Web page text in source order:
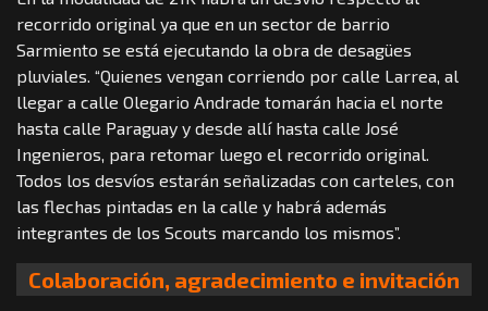
recorrido original ya que en un sector de barrio
Sarmiento se está ejecutando la obra de desagües
pluviales. “Quienes vengan corriendo por calle Larrea, al
llegar a calle Olegario Andrade tomarán hacia el norte
hasta calle Paraguay y desde allí hasta calle José
Ingenieros, para retomar luego el recorrido original.
Todos los desvíos estarán señalizadas con carteles, con
las flechas pintadas en la calle y habrá además
integrantes de los Scouts marcando los mismos”.
Colaboración, agradecimiento e invitación